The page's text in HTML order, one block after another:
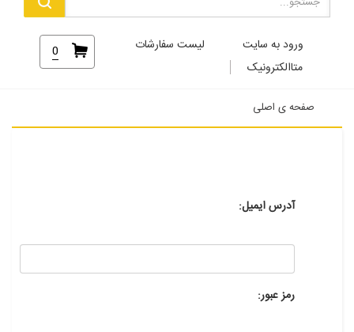
ورود به سایت
متاالکترونیک
لیست سفارشات 0
صفحه ی اصلی
آدرس ایمیل:
رمز عبور: